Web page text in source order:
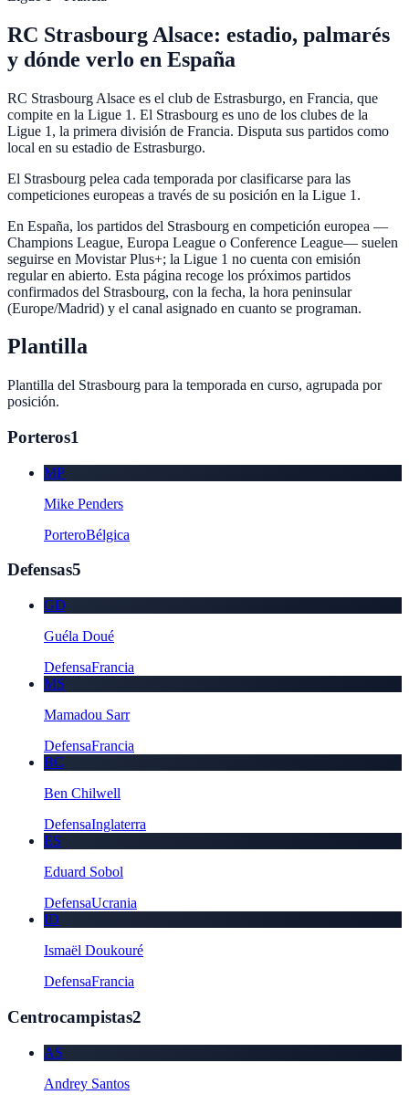
RC Strasbourg Alsace: estadio, palmarés
y dónde verlo en España
RC Strasbourg Alsace es el club de Estrasburgo, en Francia, que
compite en la Ligue 1. El Strasbourg es uno de los clubes de la
Ligue 1, la primera división de Francia. Disputa sus partidos como
local en su estadio de Estrasburgo.
El Strasbourg pelea cada temporada por clasificarse para las
competiciones europeas a través de su posición en la Ligue 1.
En España, los partidos del Strasbourg en competición europea —
Champions League, Europa League o Conference League— suelen
seguirse en Movistar Plus+; la Ligue 1 no cuenta con emisión
regular en abierto. Esta página recoge los próximos partidos
confirmados del Strasbourg, con la fecha, la hora peninsular
(Europe/Madrid) y el canal asignado en cuanto se programan.
Plantilla
Plantilla del Strasbourg para la temporada en curso, agrupada por
posición.
Porteros1
MP
Mike Penders
PorteroBélgica
Defensas5
GD
Guéla Doué
DefensaFrancia
MS
Mamadou Sarr
DefensaFrancia
BC
Ben Chilwell
DefensaInglaterra
ES
Eduard Sobol
DefensaUcrania
ID
Ismaël Doukouré
DefensaFrancia
Centrocampistas2
AS
Andrey Santos